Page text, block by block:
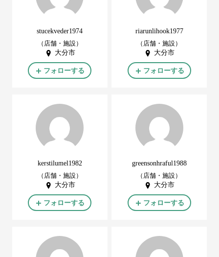
stucekveder1974
（店舗・施設）
大分市
フォローする
riarunlihook1977
（店舗・施設）
大分市
フォローする
kerstilumel1982
（店舗・施設）
大分市
フォローする
greensonhraful1988
（店舗・施設）
大分市
フォローする